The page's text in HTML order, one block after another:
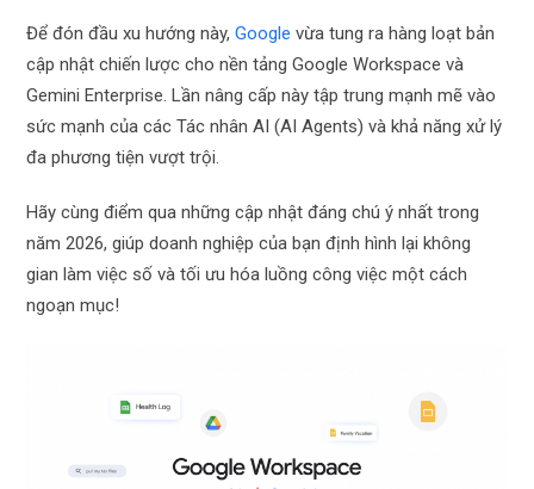
Để đón đầu xu hướng này,Google vừa tung ra hàng loạt bản
cập nhật chiến lược cho nền tảng Google Workspace và
Gemini Enterprise. Lần nâng cấp này tập trung mạnh mẽ vào
sức mạnh của các Tác nhân AI (AI Agents) và khả năng xử lý
đa phương tiện vượt trội.
Hãy cùng điểm qua những cập nhật đáng chú ý nhất trong
năm 2026, giúp doanh nghiệp của bạn định hình lại không
gian làm việc số và tối ưu hóa luồng công việc một cách
ngoạn mục!